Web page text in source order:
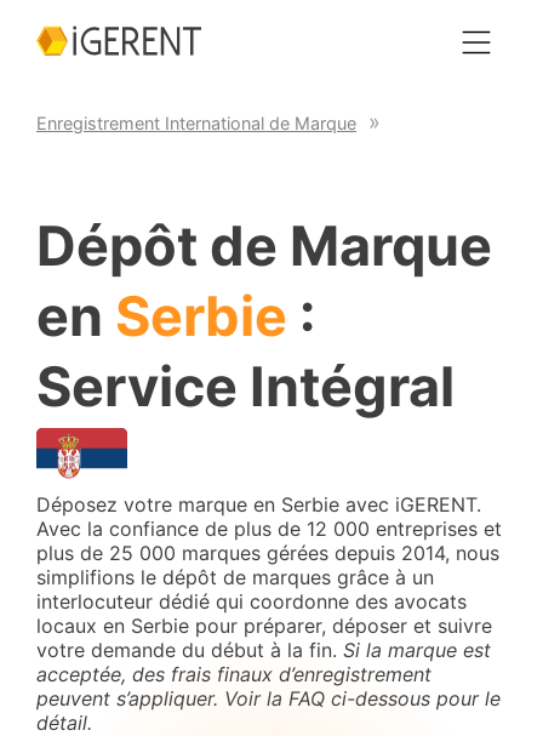
Enregistrement International de Marque
Dépôt de Marque
en Serbie :
Service Intégral
Déposez votre marque en Serbie avec iGERENT.
Avec la confiance de plus de 12 000 entreprises et
plus de 25 000 marques gérées depuis 2014, nous
simplifions le dépôt de marques grâce à un
interlocuteur dédié qui coordonne des avocats
locaux en Serbie pour préparer, déposer et suivre
votre demande du début à la fin. Si la marque est
acceptée, des frais finaux d’enregistrement
peuvent s’appliquer. Voir la FAQ ci-dessous pour le
détail.